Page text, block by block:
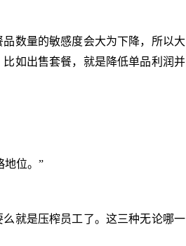
数量的敏感度会大为下降，所以大
如出售套餐，就是降低单品利润并
地位。”
就是压榨员工了。这三种无论哪一